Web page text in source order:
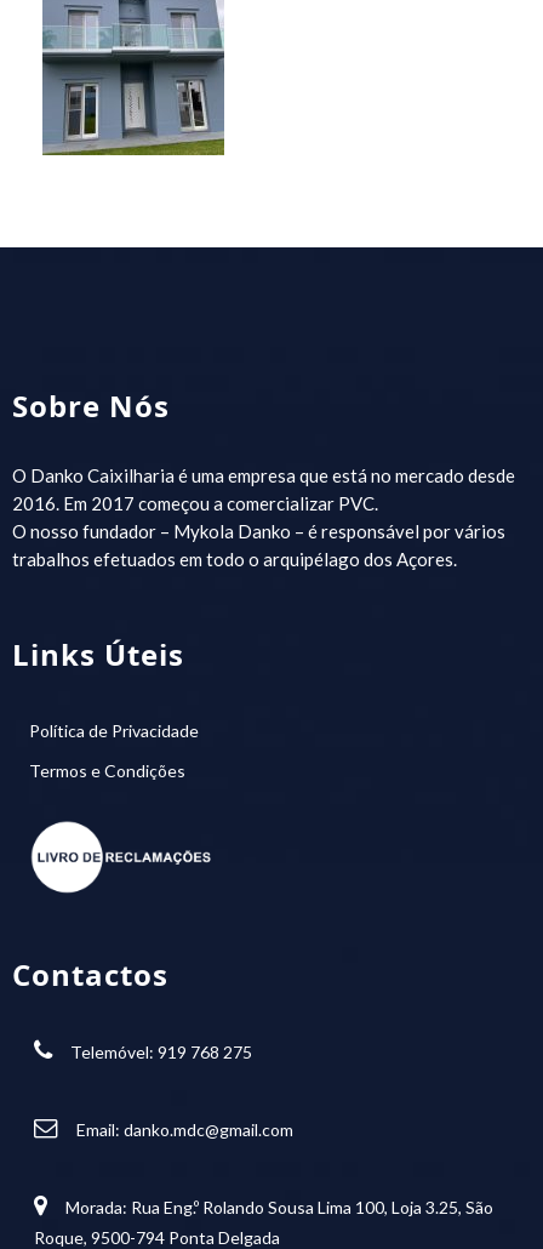
Sobre Nós
O Danko Caixilharia é uma empresa que está no mercado desde
2016. Em 2017 começou a comercializar PVC.
O nosso fundador – Mykola Danko – é responsável por vários
trabalhos efetuados em todo o arquipélago dos Açores.
Links Úteis
Política de Privacidade
Termos e Condições
Contactos
Telemóvel: 919 768 275
Email: danko.mdc@gmail.com
Morada: Rua Eng.º Rolando Sousa Lima 100, Loja 3.25, São
Roque, 9500-794 Ponta Delgada